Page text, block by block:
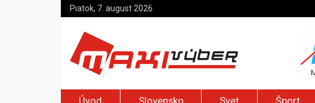
Piatok, 7. august 2026